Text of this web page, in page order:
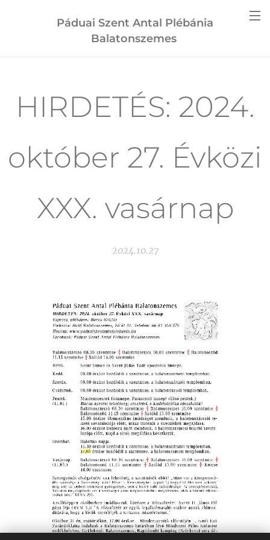
Páduai Szent Antal Plébánia
Balatonszemes
HIRDETÉS: 2024.
október 27. Évközi
XXX. vasárnap
2024.10.27